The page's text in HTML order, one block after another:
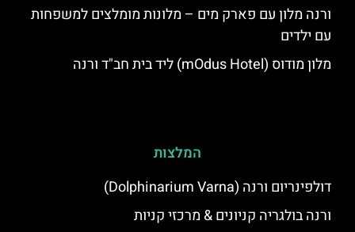
ורנה מלון עם פארק מים – מלונות מומלצים למשפחות
עם ילדים
מלון מודוס (mOdus Hotel) ליד בית חב"ד ורנה
המלצות
דולפינריום ורנה (Dolphinarium Varna)
ורנה בולגריה קניונים & מרכזי קניות